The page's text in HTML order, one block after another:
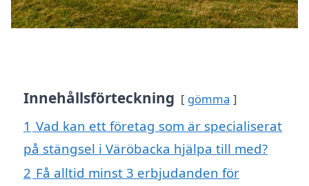
Innehållsförteckning gömma
1 Vad kan ett företag som är specialiserat
på stängsel i Väröbacka hjälpa till med?
2 Få alltid minst 3 erbjudanden för